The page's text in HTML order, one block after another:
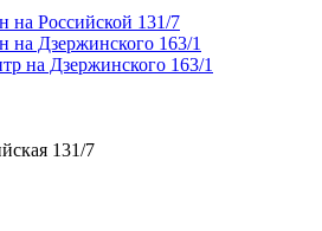
на Российской 131/7
на Дзержинского 163/1
на Дзержинского 163/1
131/7